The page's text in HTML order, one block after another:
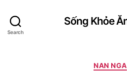
Search
Sống Khỏe
NAN NGA